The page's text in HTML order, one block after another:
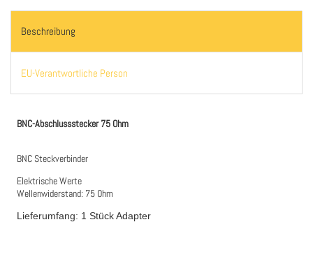
Beschreibung
EU-Verantwortliche Person
BNC-Abschlussstecker 75 Ohm
BNC Steckverbinder
Elektrische Werte
Wellenwiderstand: 75 Ohm
Lieferumfang: 1 Stück Adapter